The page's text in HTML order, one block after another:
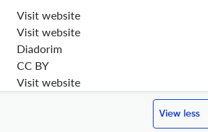
Visit website
Visit website
Diadorim
CC BY
Visit website
View less